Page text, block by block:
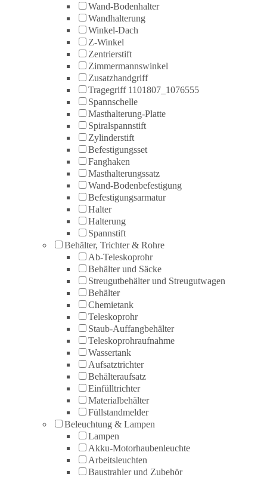
Wand-Bodenhalter
Wandhalterung
Winkel-Dach
Z-Winkel
Zentrierstift
Zimmermannswinkel
Zusatzhandgriff
Tragegriff 1101807_1076555
Spannschelle
Masthalterung-Platte
Spiralspannstift
Zylinderstift
Befestigungsset
Fanghaken
Masthalterungssatz
Wand-Bodenbefestigung
Befestigungsarmatur
Halter
Halterung
Spannstift
Behälter, Trichter & Rohre
Ab-Teleskoprohr
Behälter und Säcke
Streugutbehälter und Streugutwagen
Behälter
Chemietank
Teleskoprohr
Staub-Auffangbehälter
Teleskoprohraufnahme
Wassertank
Aufsatztrichter
Behälteraufsatz
Einfülltrichter
Materialbehälter
Füllstandmelder
Beleuchtung & Lampen
Lampen
Akku-Motorhaubenleuchte
Arbeitsleuchten
Baustrahler und Zubehör